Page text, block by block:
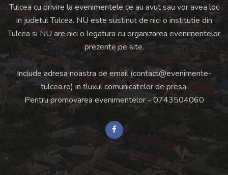
Tulcea cu privire la evenimentele ce au avut sau vor avea loc
in judetul Tulcea. NU este sustinut de nici o institutie din
Tulcea si NU are nici o legatura cu organizarea evenimentelor
prezente pe site.
Include adresa noastra de email (contact@evenimente-
tulcea.ro) in fluxul comunicatelor de presa.
Pentru promovarea evenimentelor - 0743504060